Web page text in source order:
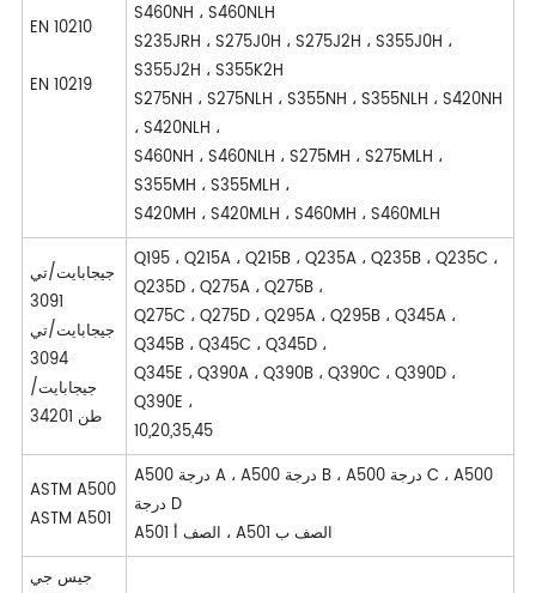
EN 10210
EN 10219
S460NH ، S460NLH
S235JRH ، S275J0H ، S275J2H ، S355J0H ،
S355J2H ، S355K2H
S275NH ، S275NLH ، S355NH ، S355NLH ، S420NH
، S420NLH ،
S460NH ، S460NLH ، S275MH ، S275MLH ،
S355MH ، S355MLH ،
S420MH ، S420MLH ، S460MH ، S460MLH
جيجابايت/تي
3091
جيجابايت/تي
3094
جيجابايت/
طن 34201
Q195 ، Q215A ، Q215B ، Q235A ، Q235B ، Q235C ،
Q235D ، Q275A ، Q275B ،
Q275C ، Q275D ، Q295A ، Q295B ، Q345A ،
Q345B ، Q345C ، Q345D ،
Q345E ، Q390A ، Q390B ، Q390C ، Q390D ،
Q390E ،
10,20,35,45
ASTM A500
ASTM A501
A500 درجة A ، A500 درجة B ، A500 درجة C ، A500
درجة D
A501 الصف أ ، A501 الصف ب
جيس جي